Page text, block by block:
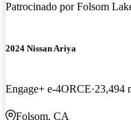
Patrocinado porFolsom
2024 Nissan Ariya
Engage+ e-4ORCE 23,494
Folsom, CA